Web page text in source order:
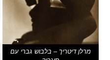
מרלן דיטריך – בלבוש גברי עם